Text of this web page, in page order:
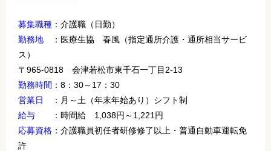
募集職種 ：介護職（日勤）
勤務地 ：医療生協 春風（指定通所介護・通所相当サービ
ス）
〒965-0818 会津若松市東千石一丁目2-13
勤務時間 ：8：30～17：30
営業日
：月～土（年末年始あり）シフト制
給与 ：時間給 1,038円～1,221円
応募資格 ：介護職員初任者研修修了以上・普通自動車運転免
許